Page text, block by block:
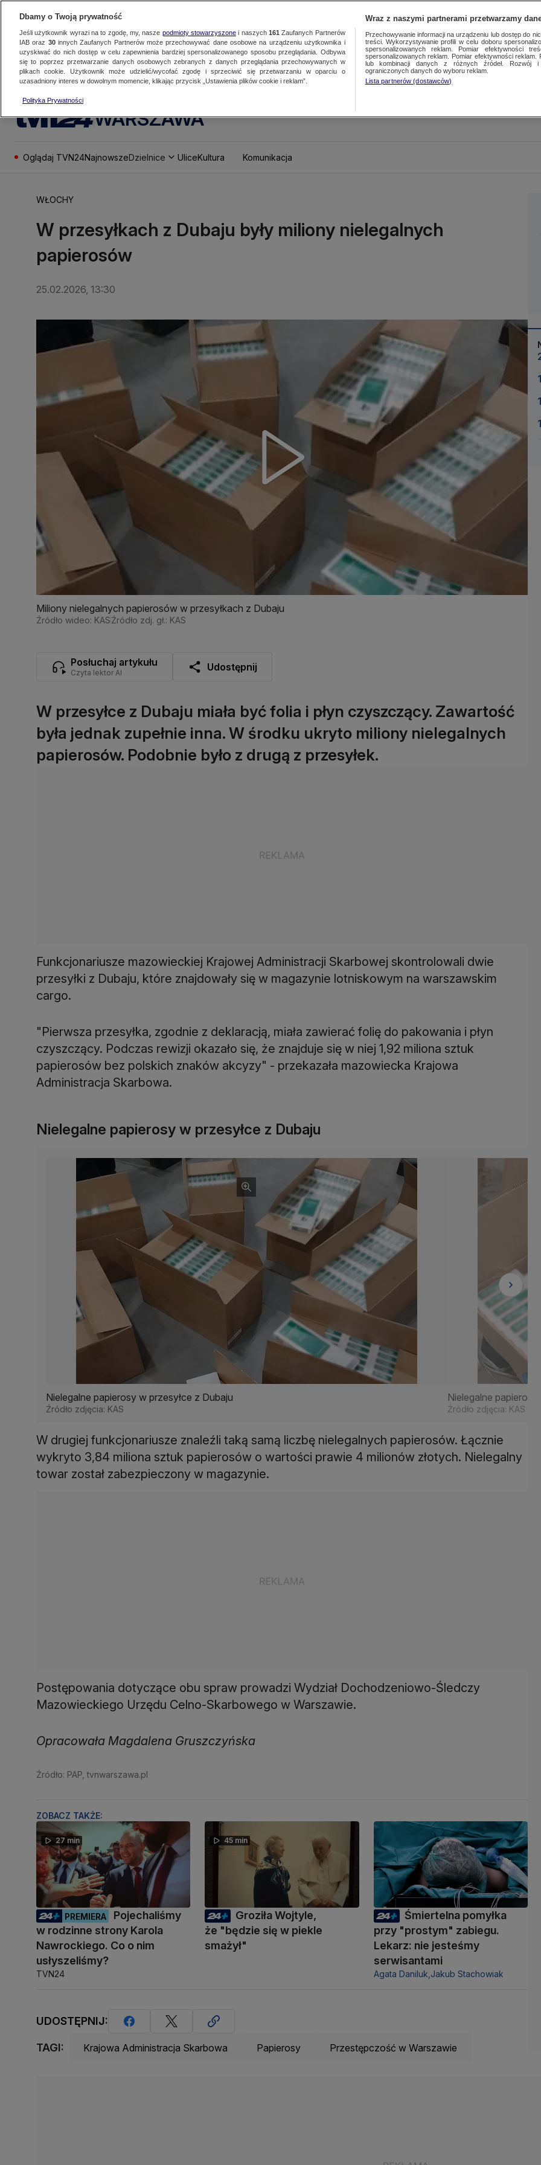
WARSZAWA
Oglądaj TVN24NajnowszeDzielnice UliceKultura Komunikacja
WŁOCHY
W przesyłkach z Dubaju były miliony nielegalnych
papierosów
25.02.2026, 13:30
Miliony nielegalnych papierosów w przesyłkach z Dubaju
Źródło wideo: KASŹródło zdj. gł.: KAS
Posłuchaj artykułu
Czyta lektor AI Udostępnij
W przesyłce z Dubaju miała być folia i płyn czyszczący. Zawartość
była jednak zupełnie inna. W środku ukryto miliony nielegalnych
papierosów. Podobnie było z drugą z przesyłek.
Funkcjonariusze mazowieckiej Krajowej Administracji Skarbowej skontrolowali dwie
przesyłki z Dubaju, które znajdowały się w magazynie lotniskowym na warszawskim
cargo.
"Pierwsza przesyłka, zgodnie z deklaracją, miała zawierać folię do pakowania i płyn
czyszczący. Podczas rewizji okazało się, że znajduje się w niej 1,92 miliona sztuk
papierosów bez polskich znaków akcyzy" - przekazała mazowiecka Krajowa
Administracja Skarbowa.
Nielegalne papierosy w przesyłce z Dubaju
Nielegalne papierosy w przesyłce z Dubaju
Źródło zdjęcia: KAS
Nielegalne papierosy
Źródło zdjęcia: KAS
W drugiej funkcjonariusze znaleźli taką samą liczbę nielegalnych papierosów. Łącznie
wykryto 3,84 miliona sztuk papierosów o wartości prawie 4 milionów złotych. Nielegalny
towar został zabezpieczony w magazynie.
Postępowania dotyczące obu spraw prowadzi Wydział Dochodzeniowo-Śledczy
Mazowieckiego Urzędu Celno-Skarbowego w Warszawie.
Opracowała Magdalena Gruszczyńska
Źródło: PAP, tvnwarszawa.pl
ZOBACZ TAKŻE:
27 min
PREMIERA
Pojechaliśmy
w rodzinne strony Karola
Nawrockiego. Co o nim
usłyszeliśmy?
TVN24
45 min
Groziła Wojtyle,
że "będzie się w piekle
smażył"
Śmiertelna pomyłka
przy "prostym" zabiegu.
Lekarz: nie jesteśmy
serwisantami
Agata Daniluk, Jakub Stachowiak
UDOSTĘPNIJ:
TAGI: Krajowa Administracja Skarbowa Papierosy Przestępczość w Warszawie
Dbamy o Twoją prywatność
Jeśli użytkownik wyrazi na to zgodę, my, nasze podmioty stowarzyszonei naszych 161 Zaufanych Partnerów
IAB oraz 30innych Zaufanych Partnerów może przechowywać dane osobowe na urządzeniu użytkownika i
uzyskiwać do nich dostęp w celu zapewnienia bardziej spersonalizowanego sposobu przeglądania. Odbywa
się to poprzez przetwarzanie danych osobowych zebranych z danych przeglądania przechowywanych w
plikach cookie. Użytkownik może udzielić/wycofać zgodę i sprzeciwić się przetwarzaniu w oparciu o
uzasadniony interes w dowolnym momencie, klikając przycisk „Ustawienia plików cookie i reklam”.
Polityka Prywatności
Wraz z naszymi partnerami przetwarzamy
Przechowywanie informacji na urządzeniu lub dostęp do
treści. Wykorzystywanie profili w celu doboru
spersonalizowanych reklam. Pomiar efektywności
spersonalizowanych reklam. Pomiar efektywności
lub kombinacji danych z różnych źródeł. Rozwój i
ograniczonych danych do wyboru reklam.
Lista partnerów (dostawców)